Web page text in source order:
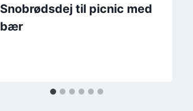
Snobrødsdej til picnic med
bær